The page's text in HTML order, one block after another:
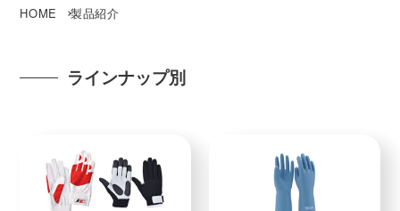
HOME 製品紹介
ラインナップ別